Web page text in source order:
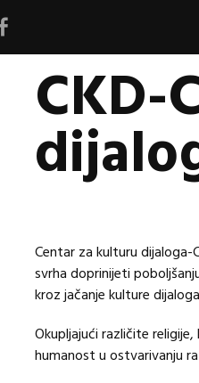
festivala
Centar za kulturu dijaloga-
svrha doprinijeti
kroz jačanje kulture
Okupljajući različite
humanost u ostvarivanju